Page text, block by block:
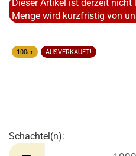
Dieser Artikel ist derzeit nicht
Menge wird kurzfristig von
100er AUSVERKAUFT!
Schachtel(n):
Schachtel(n)